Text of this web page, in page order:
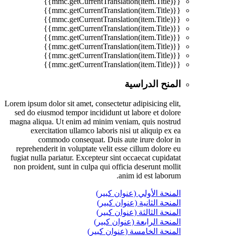
{{mmc.getCurrentTranslation(item.Title)}}
{{mmc.getCurrentTranslation(item.Title)}}
{{mmc.getCurrentTranslation(item.Title)}}
{{mmc.getCurrentTranslation(item.Title)}}
{{mmc.getCurrentTranslation(item.Title)}}
{{mmc.getCurrentTranslation(item.Title)}}
{{mmc.getCurrentTranslation(item.Title)}}
المنح الدراسية
Lorem ipsum dolor sit amet, consectetur adipisicing elit,
sed do eiusmod tempor incididunt ut labore et dolore
magna aliqua. Ut enim ad minim veniam, quis nostrud
exercitation ullamco laboris nisi ut aliquip ex ea
commodo consequat. Duis aute irure dolor in
reprehenderit in voluptate velit esse cillum dolore eu
fugiat nulla pariatur. Excepteur sint occaecat cupidatat
non proident, sunt in culpa qui officia deserunt mollit
anim id est laborum.
المنحة الأولي (عنوان كبير)
المنحة الثانية (عنوان كبير)
المنحة الثالثة (عنوان كبير)
المنحة الرابعة (عنوان كبير)
المنحة الخامسة (عنوان كبير)